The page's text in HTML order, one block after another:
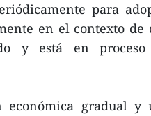
para
en el contexto de
y está en
económica gradual y